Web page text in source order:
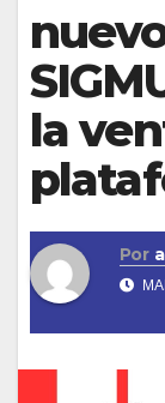
la
Por